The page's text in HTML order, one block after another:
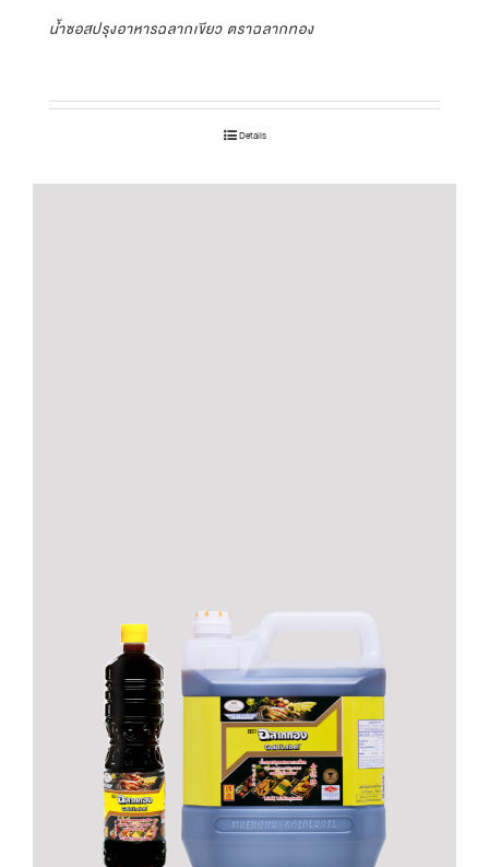
น้ำซอสปรุงอาหารฉลากเขียว ตราฉลากทอง
Details